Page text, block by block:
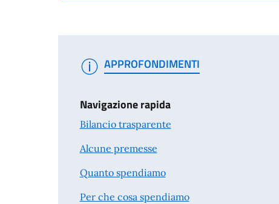
APPROFONDIMENTI
Navigazione rapida
Bilancio trasparente
Alcune premesse
Quanto spendiamo
Per che cosa spendiamo